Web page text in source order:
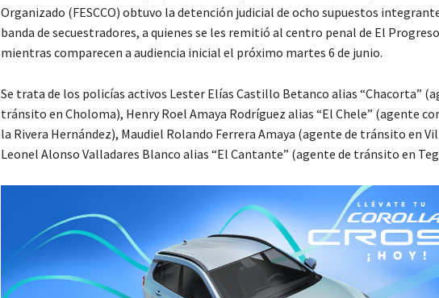
Organizado (FESCCO) obtuvo la detención judicial de ocho supuestos
banda de secuestradores, a quienes se les remitió al centro penal de El
mientras comparecen a audiencia inicial el próximo martes 6 de junio.
Se trata de los policías activos Lester Elías Castillo Betanco alias “Chacorta”
tránsito en Choloma), Henry Roel Amaya Rodríguez alias “El Chele” (agente
la Rivera Hernández), Maudiel Rolando Ferrera Amaya (agente de tránsito en
Leonel Alonso Valladares Blanco alias “El Cantante” (agente de tránsito en